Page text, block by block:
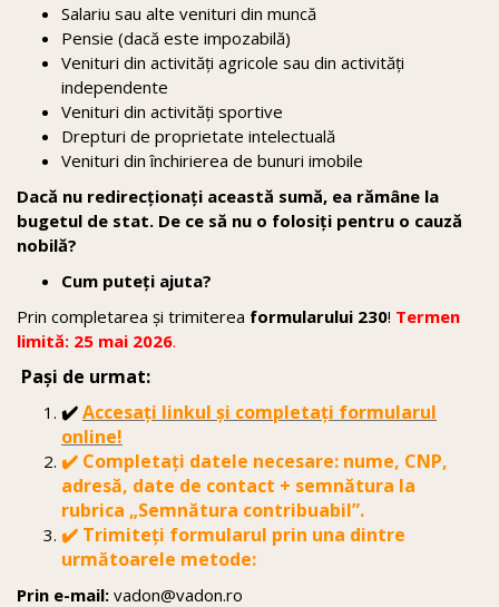
Salariu sau alte venituri din muncă
Pensie (dacă este impozabilă)
Venituri din activități agricole sau din activități
independente
Venituri din activități sportive
Drepturi de proprietate intelectuală
Venituri din închirierea de bunuri imobile
Dacă nu redirecționați această sumă, ea rămâne la
bugetul de stat. De ce să nu o folosiți pentru o cauză
nobilă?
Cum puteți ajuta?
Prin completarea și trimiterea formularului 230! Termen
limită: 25 mai 2026.
Pași de urmat:
✔️Accesați linkul și completați formularul
online!
✔️ Completați datele necesare: nume, CNP,
adresă, date de contact + semnătura la
rubrica „Semnătura contribuabil”.
✔️ Trimiteți formularul prin una dintre
următoarele metode:
Prin e-mail: vadon@vadon.ro